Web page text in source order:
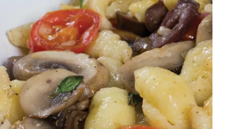
AGENDA DE CURSOS